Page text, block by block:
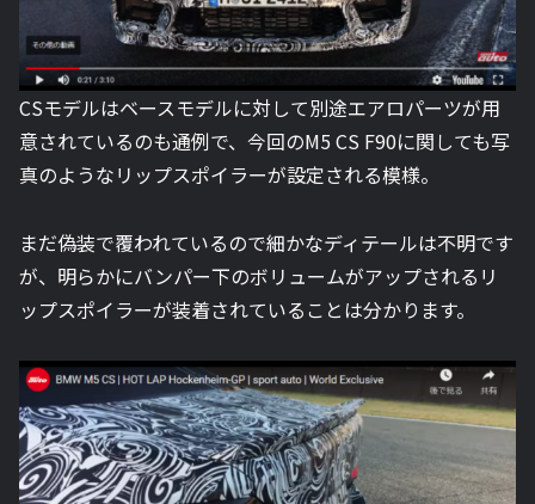
CSモデルはベースモデルに対して別途エアロパーツが用
意されているのも通例で、今回のM5 CS F90に関しても写
真のようなリップスポイラーが設定される模様。
まだ偽装で覆われているので細かなディテールは不明です
が、明らかにバンパー下のボリュームがアップされるリ
ップスポイラーが装着されていることは分かります。